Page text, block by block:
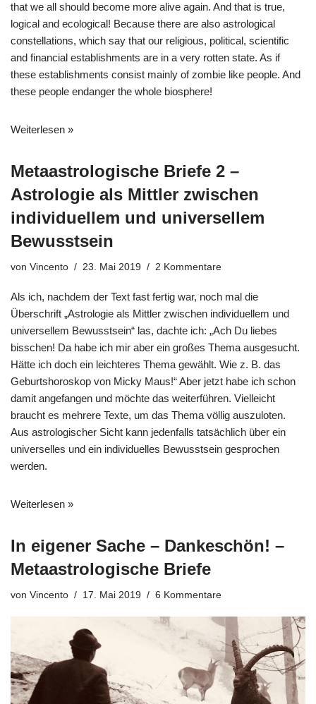
that we all should become more alive again. And that is true,
logical and ecological! Because there are also astrological
constellations, which say that our religious, political, scientific
and financial establishments are in a very rotten state. As if
these establishments consist mainly of zombie like people. And
these people endanger the whole biosphere!
Weiterlesen »
Metaastrologische Briefe 2 –
Astrologie als Mittler zwischen
individuellem und universellem
Bewusstsein
von Vincento 23. Mai 2019 2 Kommentare
Als ich, nachdem der Text fast fertig war, noch mal die
Überschrift „Astrologie als Mittler zwischen individuellem und
universellem Bewusstsein“ las, dachte ich: „Ach Du liebes
bisschen! Da habe ich mir aber ein großes Thema ausgesucht.
Hätte ich doch ein leichteres Thema gewählt. Wie z. B. das
Geburtshoroskop von Micky Maus!“ Aber jetzt habe ich schon
damit angefangen und möchte das weiterführen. Vielleicht
braucht es mehrere Texte, um das Thema völlig auszuloten.
Aus astrologischer Sicht kann jedenfalls tatsächlich über ein
universelles und ein individuelles Bewusstsein gesprochen
werden.
Weiterlesen »
In eigener Sache – Dankeschön! –
Metaastrologische Briefe
von Vincento 17. Mai 2019 6 Kommentare